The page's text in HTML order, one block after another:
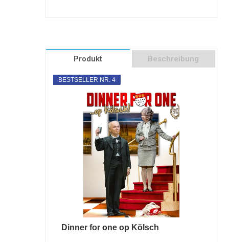
Produkt Beschreibung
BESTSELLER NR. 4
Dinner for one op Kölsch